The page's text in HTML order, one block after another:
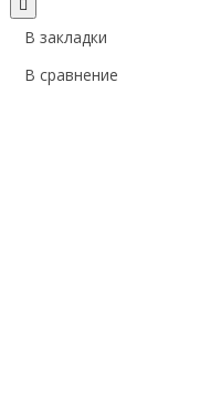
В закладки
В сравнение